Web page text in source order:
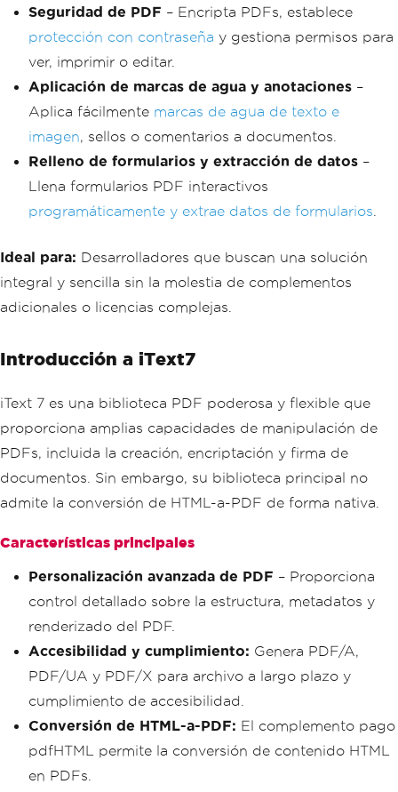
Seguridad de PDF – Encripta PDFs, establece
protección con contraseña y gestiona permisos para
ver, imprimir o editar.
Aplicación de marcas de agua y anotaciones –
Aplica fácilmente marcas de agua de texto e
imagen, sellos o comentarios a documentos.
Relleno de formularios y extracción de datos –
Llena formularios PDF interactivos
programáticamente y extrae datos de formularios.
Ideal para: Desarrolladores que buscan una solución
integral y sencilla sin la molestia de complementos
adicionales o licencias complejas.
Introducción a iText7
iText 7 es una biblioteca PDF poderosa y flexible que
proporciona amplias capacidades de manipulación de
PDFs, incluida la creación, encriptación y firma de
documentos. Sin embargo, su biblioteca principal no
admite la conversión de HTML-a-PDF de forma nativa.
Características principales
Personalización avanzada de PDF – Proporciona
control detallado sobre la estructura, metadatos y
renderizado del PDF.
Accesibilidad y cumplimiento: Genera PDF/A,
PDF/UA y PDF/X para archivo a largo plazo y
cumplimiento de accesibilidad.
Conversión de HTML-a-PDF: El complemento pago
pdfHTML permite la conversión de contenido HTML
en PDFs.